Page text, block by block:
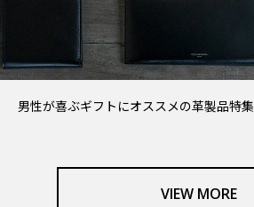
男性が喜ぶギフトにオススメの革製品特集
VIEW MORE